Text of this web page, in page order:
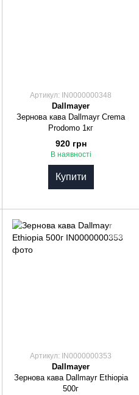
Артикул: IN0000000348
Dallmayer
Зернова кава Dallmayr Crema
Prodomo 1кг
920 грн
В наявності
Купити
Артикул: IN0000000353
Dallmayer
Зернова кава Dallmayr Ethiopia
500г